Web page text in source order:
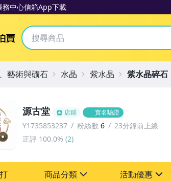
務中心信箱App下載
Yahoo拍賣
源古堂 店鋪 實名驗證
Y1735853237 粉絲數 6
23分鐘前上線
正評 100.0% (2)
商品分類 活動優惠
藝術與礦石 水晶 紫水晶 紫水晶碎石